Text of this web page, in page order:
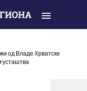
31 година